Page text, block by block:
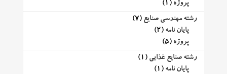
پروژه (1)
رشته مهندسی صنایع (7)
پایان نامه (2)
پروژه (5)
رشته صنایع غذایی (1)
پایان نامه (1)